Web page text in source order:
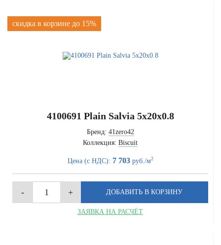
скидка в корзине до 15%
4100691 Plain Salvia 5x20x0.8
Бренд: 41zero42
Коллекция: Biscuit
Цена (с НДС): 7 703руб./м2
ЗАЯВКА НА РАСЧЁТ